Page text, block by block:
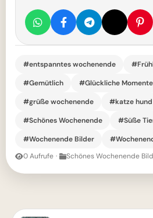
#entspanntes wochenende
#Gemütlich
#Glückliche Momente
#grüße wochenende
#katze hund
#Schönes Wochenende
#Süße
#Wochenende Bilder
0 Aufrufe · Schönes Wochenende